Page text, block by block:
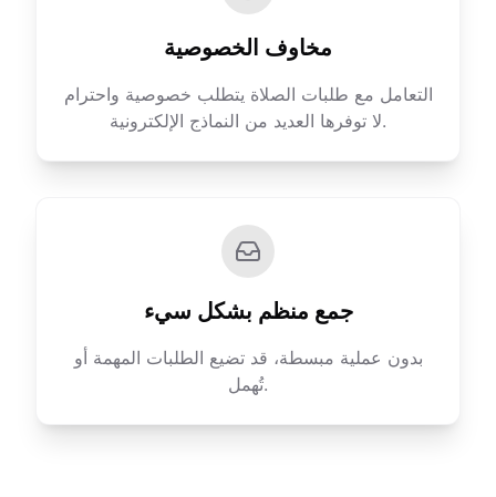
مخاوف الخصوصية
التعامل مع طلبات الصلاة يتطلب خصوصية واحترام
لا توفرها العديد من النماذج الإلكترونية.
جمع منظم بشكل سيء
بدون عملية مبسطة، قد تضيع الطلبات المهمة أو
تُهمل.